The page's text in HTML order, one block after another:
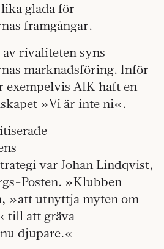
glada för
framgångar.
rivaliteten syns
marknadsföring. Inför
exempelvis AIK haft en
»Vi är inte ni«.
var Johan Lindqvist,
Posten. »Klubben
»att utnyttja myten om
till att gräva
djupare.«